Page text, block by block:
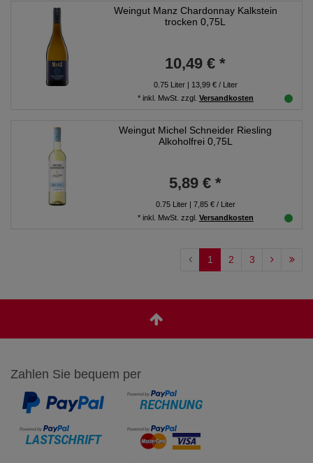
Weingut Manz Chardonnay Kalkstein
trocken 0,75L
10,49 € *
0.75Liter| 13,99 € / Liter
* inkl. MwSt. zzgl. Versandkosten
Weingut Michel Schneider Riesling
Alkoholfrei 0,75L
5,89 € *
0.75Liter| 7,85 € / Liter
* inkl. MwSt. zzgl. Versandkosten
1 2 3
Zahlen Sie bequem per